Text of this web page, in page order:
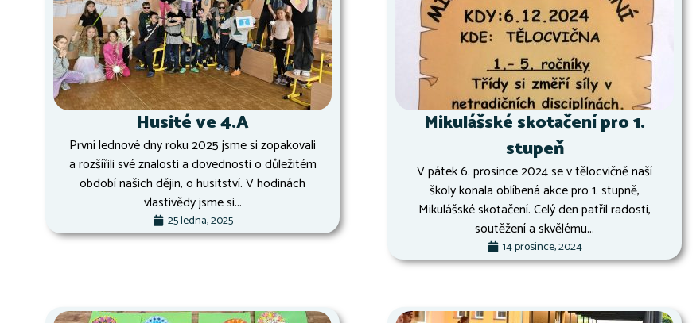
Husité ve 4.A
První lednové dny roku 2025 jsme si zopakovali
a rozšířili své znalosti a dovednosti o důležitém
období našich dějin, o husitství. V hodinách
vlastivědy jsme si...
25 ledna, 2025
Mikulášské skotačení pro 1.
stupeň
V pátek 6. prosince 2024 se v tělocvičně naší
školy konala oblíbená akce pro 1. stupně,
Mikulášské skotačení. Celý den patřil radosti,
soutěžení a skvělému...
14 prosince, 2024